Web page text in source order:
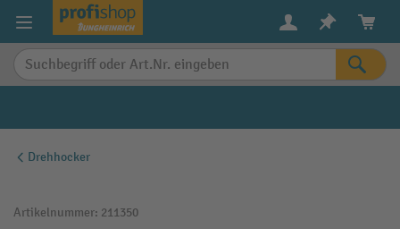
springen
Drehhocker
Artikelnummer: 211350